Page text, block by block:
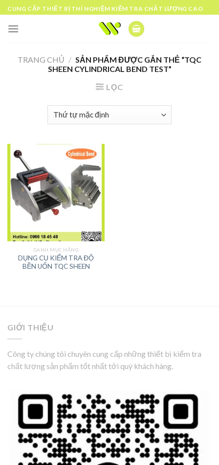
Skip
to
content
CUNG CẤP THIẾT BỊ THÍ NGHIỆM KIỂM TRA CHẤT LƯỢNG CAO
TRANG CHỦ / SẢN PHẨM ĐƯỢC GẮN THẺ “TQC
SHEEN CYLINDRICAL BEND TEST”
LỌC
DANH MỤC HÃNG
DỤNG CỤ KIỂM TRA ĐỘ
BỀN UỐN TQC SHEEN
GIỚI THIỆU
Công ty chúng tôi chuyên cung cấp những thiết bị kiểm tra
chất lượng sản phẩm tốt nhất tới quý khách hàng.